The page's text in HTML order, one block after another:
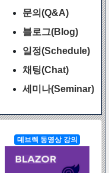
문의(Q&A)
블로그(Blog)
일정(Schedule)
채팅(Chat)
세미나(Seminar)
데브렉 동영상 강의